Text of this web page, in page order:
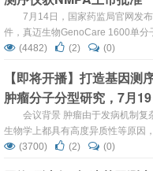
计量标准。中国计...
7月14日，国家药监局官网发
件，真迈生物GenoCare 1600单分
药品监督管理局（NMPA）审核，获
碑，从启动GenoCare 1600研发到
迈生物实现了做中国人自己的测序
迈生物国产...
(4482) (2) (0)
【即将开播】打造基因测
肿瘤分子分型研究，7月
参加！
会议背景 肿瘤由于发病机制复
生物学上都具有高度异质性等原因
疾病进展、临床疗效、放化疗敏感
(3700) (2) (0)